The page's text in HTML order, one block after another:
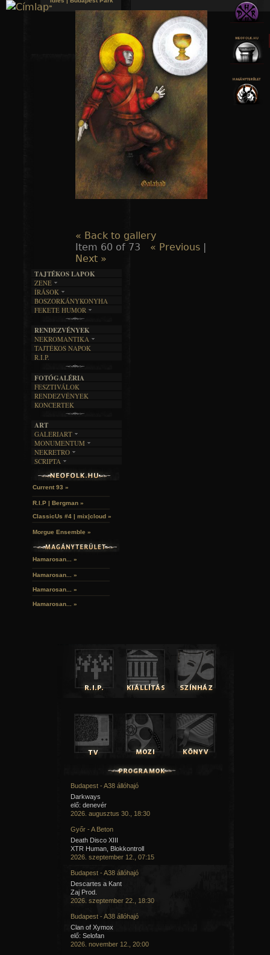
Jump to navigation
« Back to gallery
Item 60 of 73
« Previous
Next »
TAJTÉKOS LAPOK
ZENE
EGYÜTTESEK
INTERJÚK
FORDÍTÁSOK
DALSZÖVEGEK
ÍRÁSOK
IRODALOM
FILM
MŰVÉSZET
ÍRÁSTÖRTÉNET
BOSZORKÁNYKONYHA
FEKETE HUMOR
SZÖVEGES
RENDEZVÉNYEK
NEKROMANTIKA
AKTUÁLIS
A MÚLT
TAJTÉKOS NAPOK
R.I.P.
FOTÓGALÉRIA
FESZTIVÁLOK
RENDEZVÉNYEK
KONCERTEK
ART
GALERIART
ARTGALERI
KÉPREGÉNYEK
LAKÁSKULTS
MONUMENTUM
TEMETŐK
TEMPLOMOK
VÁRAK
HELYEK
NEKRETRO
SZUBKULT
FEKETE LYUK
RELIKVIÁK
SCRIPTA
NOVELLÁK
»
Current 93 »
R.I.P | Bergman »
ClassicUs #4 | mix|cloud »
Morgue Ensemble »
Hamarosan... »
Hamarosan... »
Hamarosan... »
Hamarosan... »
Budapest - A38 állóhajó
Darkways
elő: denevér
2026. augusztus 30., 18:30
Győr - A Beton
Death Disco XIII
XTR Human, Blokkontroll
2026. szeptember 12., 07:15
Budapest - A38 állóhajó
Descartes a Kant
Zaj Prod.
2026. szeptember 22., 18:30
Budapest - A38 állóhajó
Clan of Xymox
elő: Selofan
2026. november 12., 20:00